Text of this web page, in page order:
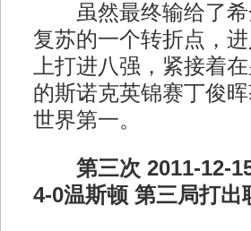
虽然最终输给了希
复苏的一个转折点，
上打进八强，紧接着
的斯诺克英锦赛丁俊
世界第一。
第三次 2011-12-15
4-0温斯顿 第三局打出